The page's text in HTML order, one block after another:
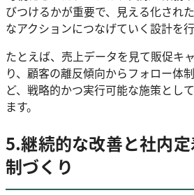
びつけるかが重要で、見える化され
なアクションにつなげていく設計を行
たとえば、売上データを見て販促キ
り、顧客の離反傾向からフォロー体
ど、戦略的かつ実行可能な施策とし
ます。
5.継続的な改善と社内
制づくり